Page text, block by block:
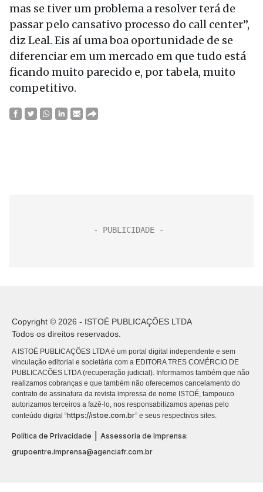
mas se tiver um problema a resolver terá de
passar pelo cansativo processo do call center”,
diz Leal. Eis aí uma boa oportunidade de se
diferenciar em um mercado em que tudo está
ficando muito parecido e, por tabela, muito
competitivo.
Copyright © 2026 - ISTOÉ PUBLICAÇÕES LTDA
Todos os direitos reservados.
A ISTOÉ PUBLICAÇÕES LTDA é um portal digital independente e sem
vinculação editorial e societária com a EDITORA TRES COMÉRCIO DE
PUBLICACÕES LTDA (recuperação judicial). Informamos também que não
realizamos cobranças e que também não oferecemos cancelamento do
contrato de assinatura da revista impressa de nome ISTOÉ, tampouco
autorizamos terceiros a fazê-lo, nos responsabilizamos apenas pelo
conteúdo digital “https://istoe.com.br” e seus respectivos sites.
Política de Privacidade
Assessoria de Imprensa:
grupoentre.imprensa@agenciafr.com.br